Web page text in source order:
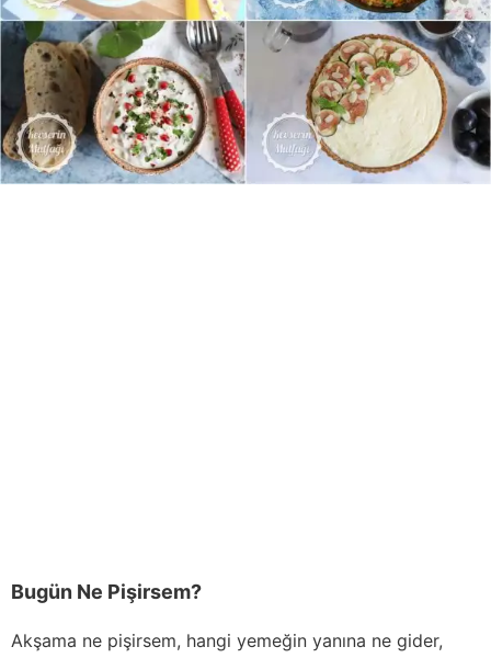
Bugün Ne Pişirsem?
Akşama ne pişirsem, hangi yemeğin yanına ne gider,